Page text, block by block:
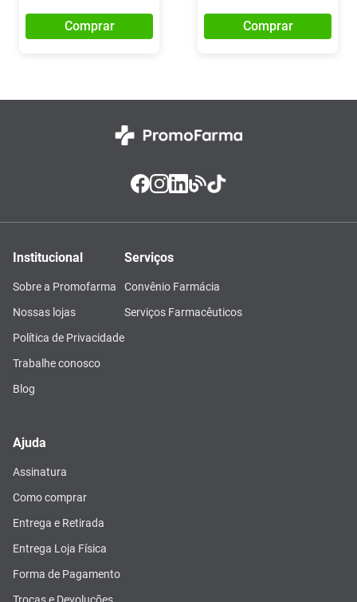
Comprar Comprar
Institucional
Sobre a Promofarma
Nossas lojas
Política de Privacidade
Trabalhe conosco
Blog
Serviços
Convênio Farmácia
Serviços Farmacêuticos
Ajuda
Assinatura
Como comprar
Entrega e Retirada
Entrega Loja Física
Forma de Pagamento
Trocas e Devoluções